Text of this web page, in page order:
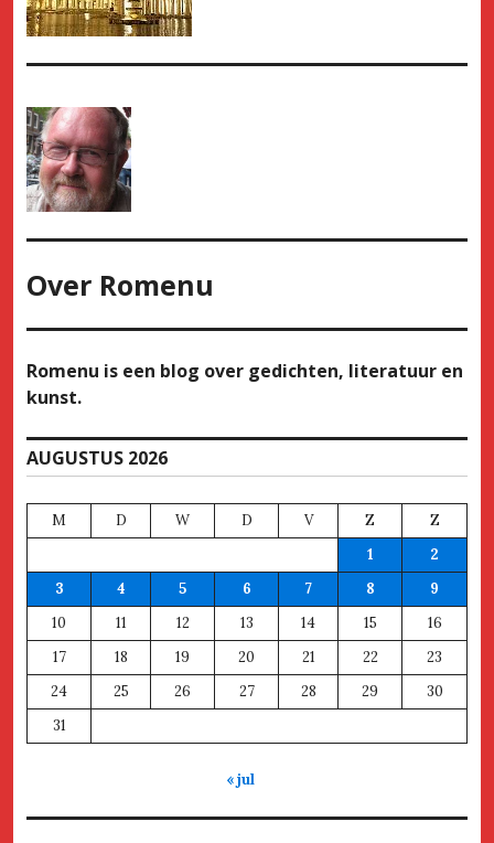
Over Romenu
Romenu is een blog over gedichten, literatuur en
kunst.
AUGUSTUS 2026
M D W D V Z
Z
1
2
3
4 5 6 7 8
9
10
11 12 13 14 15
16
17
18 19 20 21 22
23
24
25 26 27 28 29
30
31
« jul